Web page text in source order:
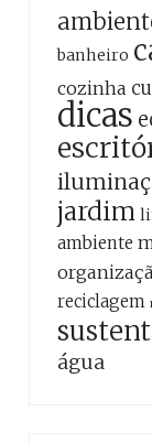
banheiro
cozinha
dicas
jardim
ambiente
reciclagem
água